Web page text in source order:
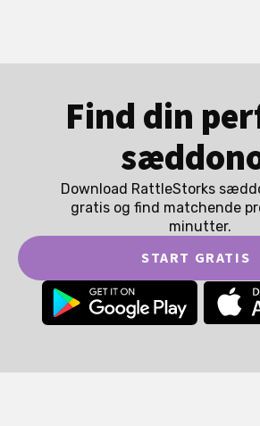
Find din
Download RattleStorks
gratis og find matchende
minutter.
START GRATIS